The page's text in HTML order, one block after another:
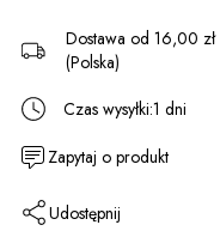
Dostawa od 16,00 zł
(Polska)
Czas wysyłki:1 dni
Zapytaj o produkt
Udostępnij